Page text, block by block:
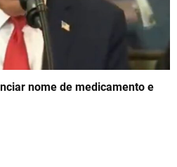
nome de medicamento e